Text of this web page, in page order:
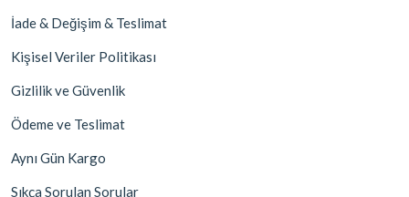
İade & Değişim & Teslimat
Kişisel Veriler Politikası
Gizlilik ve Güvenlik
Ödeme ve Teslimat
Aynı Gün Kargo
Sıkça Sorulan Sorular